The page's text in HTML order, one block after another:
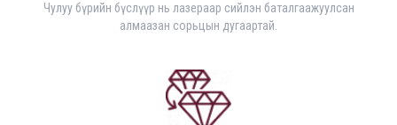
Чулуу бүрийн бүслүүр нь лазераар сийлэн баталгаажуулсан
алмаазан сорьцын дугаартай.